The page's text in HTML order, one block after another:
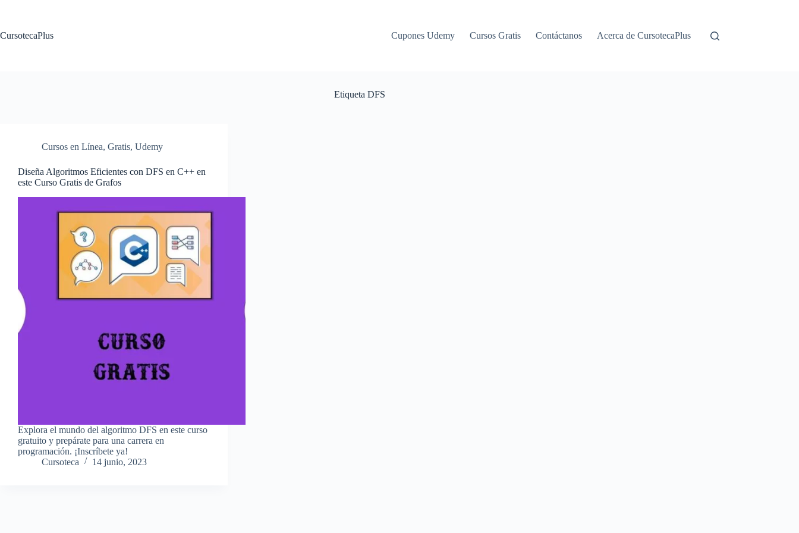
CursotecaPlus
Cupones Udemy Cursos Gratis Contáctanos Acerca de CursotecaPlus
Etiqueta DFS
Cursos en Línea, Gratis, Udemy
Diseña Algoritmos Eficientes con DFS en C++ en
este Curso Gratis de Grafos
Explora el mundo del algoritmo DFS en este curso
gratuito y prepárate para una carrera en
programación. ¡Inscríbete ya!
Cursoteca
14 junio, 2023